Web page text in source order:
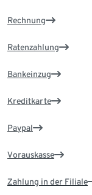
Rechnung
Ratenzahlung
Bankeinzug
Kreditkarte
Paypal
Vorauskasse
Zahlung in der Filiale